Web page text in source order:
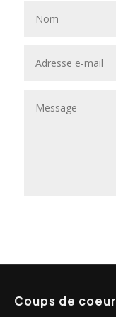
Coups de coeur